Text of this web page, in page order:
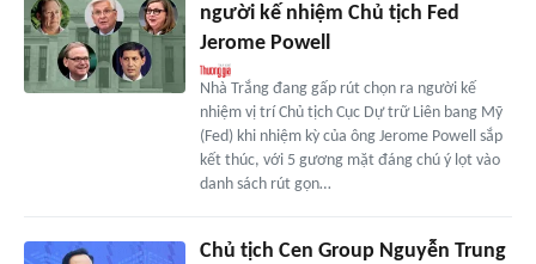
người kế nhiệm Chủ tịch Fed
Jerome Powell
Nhà Trắng đang gấp rút chọn ra người kế
nhiệm vị trí Chủ tịch Cục Dự trữ Liên bang Mỹ
(Fed) khi nhiệm kỳ của ông Jerome Powell sắp
kết thúc, với 5 gương mặt đáng chú ý lọt vào
danh sách rút gọn…
Chủ tịch Cen Group Nguyễn Trung